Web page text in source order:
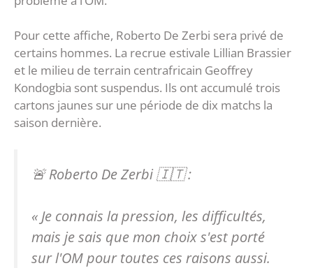
Pour cette affiche, Roberto De Zerbi sera privé de
certains hommes. La recrue estivale Lillian Brassier
et le milieu de terrain centrafricain Geoffrey
Kondogbia sont suspendus. Ils ont accumulé trois
cartons jaunes sur une période de dix matchs la
saison dernière.
🚨 Roberto De Zerbi 🇮🇹 :
« Je connais la pression, les difficultés,
mais je sais que mon choix s'est porté
sur l'OM pour toutes ces raisons aussi.